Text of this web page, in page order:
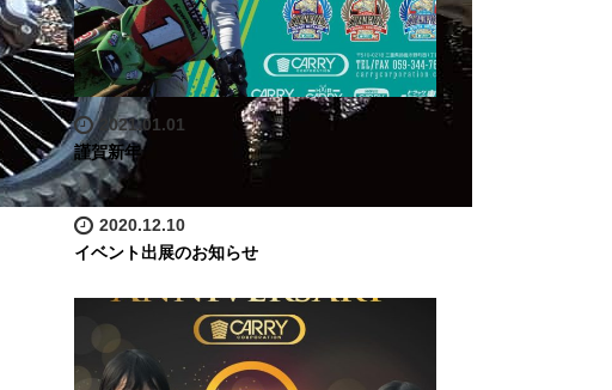
2021.01.01
謹賀新年
2020.12.10
イベント出展のお知らせ